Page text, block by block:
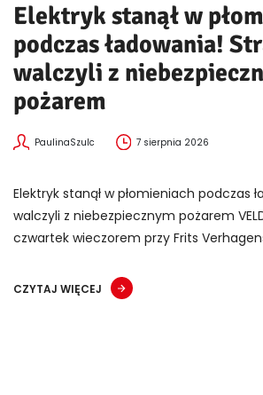
Elektryk stanął w
podczas ładowania!
walczyli z
pożarem
PaulinaSzulc 7 sierpnia 2026
Elektryk stanął w płomieniach podczas
walczyli z niebezpiecznym pożarem
czwartek wieczorem przy Frits
CZYTAJ WIĘCEJ